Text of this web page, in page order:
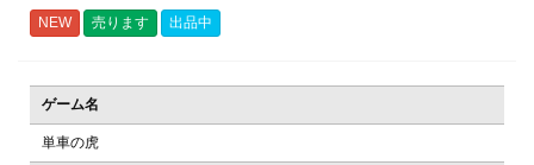
NEW 売ります 出品中
ゲーム名
単車の虎